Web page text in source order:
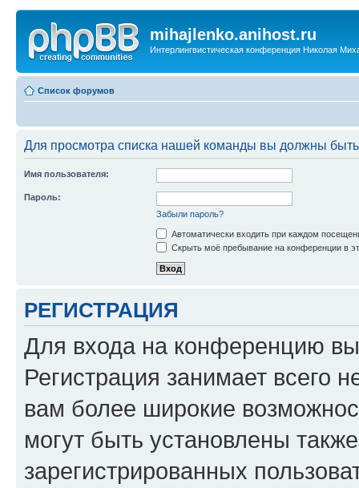
mihajlenko.anihost.ru
Интерлингвистическая конференция Николая
Список форумов
Для просмотра списка нашей команды вы должны
Имя пользователя:
Пароль:
Забыли пароль?
Автоматически входить при каждом
Скрыть моё пребывание на конференции в
РЕГИСТРАЦИЯ
Для входа на конференцию
Регистрация занимает всего
вам более широкие
могут быть установлены
зарегистрированных